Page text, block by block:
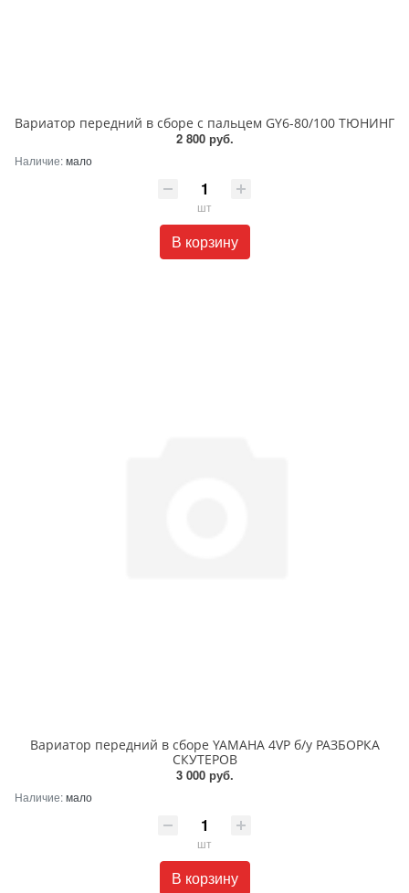
Вариатор передний в сборе с пальцем GY6-80/100 ТЮНИНГ
2 800 руб.
Наличие:мало
шт
В корзину
Вариатор передний в сборе YAMAHA 4VP б/у РАЗБОРКА
СКУТЕРОВ
3 000 руб.
Наличие:мало
шт
В корзину